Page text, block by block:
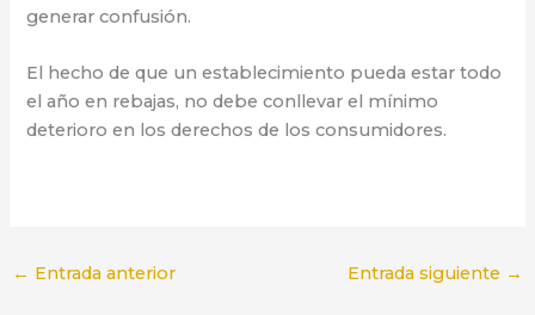
generar confusión.
El hecho de que un establecimiento pueda estar todo
el año en rebajas, no debe conllevar el mínimo
deterioro en los derechos de los consumidores.
← Entrada anterior Entrada siguiente →